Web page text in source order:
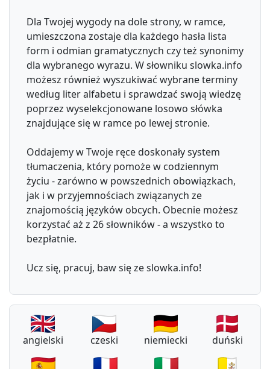
Dla Twojej wygody na dole strony, w ramce,
umieszczona zostaje dla każdego hasła lista
form i odmian gramatycznych czy też synonimy
dla wybranego wyrazu. W słowniku slowka.info
możesz również wyszukiwać wybrane terminy
według liter alfabetu i sprawdzać swoją wiedzę
poprzez wyselekcjonowane losowo słówka
znajdujące się w ramce po lewej stronie.
Oddajemy w Twoje ręce doskonały system
tłumaczenia, który pomoże w codziennym
życiu - zarówno w powszednich obowiązkach,
jak i w przyjemnościach związanych ze
znajomością języków obcych. Obecnie możesz
korzystać aż z 26 słowników - a wszystko to
bezpłatnie.
Ucz się, pracuj, baw się ze slowka.info!
angielski czeski niemiecki duński